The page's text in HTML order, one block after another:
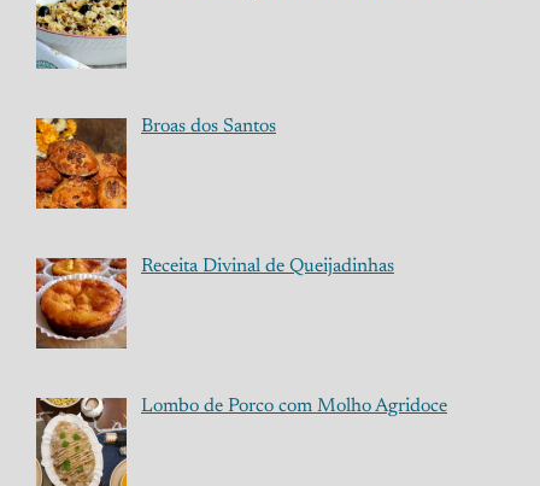
Broas dos Santos
Receita Divinal de Queijadinhas
Lombo de Porco com Molho Agridoce